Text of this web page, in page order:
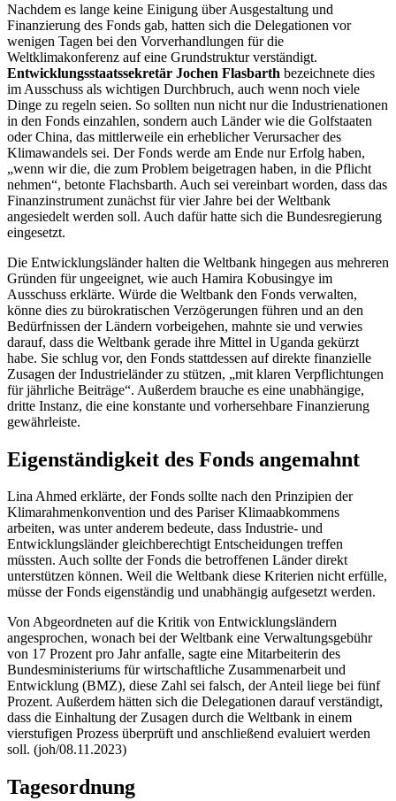
Nachdem es lange keine Einigung über Ausgestaltung und
Finanzierung des Fonds gab, hatten sich die Delegationen vor
wenigen Tagen bei den Vorverhandlungen für die
Weltklimakonferenz auf eine Grundstruktur verständigt.
Entwicklungsstaatssekretär Jochen Flasbarth bezeichnete dies
im Ausschuss als wichtigen Durchbruch, auch wenn noch viele
Dinge zu regeln seien. So sollten nun nicht nur die Industrienationen
in den Fonds einzahlen, sondern auch Länder wie die Golfstaaten
oder China, das mittlerweile ein erheblicher Verursacher des
Klimawandels sei. Der Fonds werde am Ende nur Erfolg haben,
„wenn wir die, die zum Problem beigetragen haben, in die Pflicht
nehmen“, betonte Flachsbarth. Auch sei vereinbart worden, dass das
Finanzinstrument zunächst für vier Jahre bei der Weltbank
angesiedelt werden soll. Auch dafür hatte sich die Bundesregierung
eingesetzt.
Die Entwicklungsländer halten die Weltbank hingegen aus mehreren
Gründen für ungeeignet, wie auch Hamira Kobusingye im
Ausschuss erklärte. Würde die Weltbank den Fonds verwalten,
könne dies zu bürokratischen Verzögerungen führen und an den
Bedürfnissen der Ländern vorbeigehen, mahnte sie und verwies
darauf, dass die Weltbank gerade ihre Mittel in Uganda gekürzt
habe. Sie schlug vor, den Fonds stattdessen auf direkte finanzielle
Zusagen der Industrieländer zu stützen, „mit klaren Verpflichtungen
für jährliche Beiträge“. Außerdem brauche es eine unabhängige,
dritte Instanz, die eine konstante und vorhersehbare Finanzierung
gewährleiste.
Eigenständigkeit des Fonds angemahnt
Lina Ahmed erklärte, der Fonds sollte nach den Prinzipien der
Klimarahmenkonvention und des Pariser Klimaabkommens
arbeiten, was unter anderem bedeute, dass Industrie- und
Entwicklungsländer gleichberechtigt Entscheidungen treffen
müssten. Auch sollte der Fonds die betroffenen Länder direkt
unterstützen können. Weil die Weltbank diese Kriterien nicht erfülle,
müsse der Fonds eigenständig und unabhängig aufgesetzt werden.
Von Abgeordneten auf die Kritik von Entwicklungsländern
angesprochen, wonach bei der Weltbank eine Verwaltungsgebühr
von 17 Prozent pro Jahr anfalle, sagte eine Mitarbeiterin des
Bundesministeriums für wirtschaftliche Zusammenarbeit und
Entwicklung (BMZ), diese Zahl sei falsch, der Anteil liege bei fünf
Prozent. Außerdem hätten sich die Delegationen darauf verständigt,
dass die Einhaltung der Zusagen durch die Weltbank in einem
vierstufigen Prozess überprüft und anschließend evaluiert werden
soll. (joh/08.11.2023)
Tagesordnung